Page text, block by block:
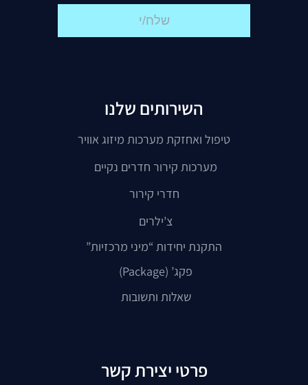
שלח/י
השירותים שלנו
טיפול ואחזקת מערכות מיזוג אוויר
מערכות קירור חדרים נקיים
חדרי קירור
צ’ילרים
התקנת יחידות “מיני מרכזיות”
פקג’ (Package)
שאלות ותשובות
פרטי יצירת קשר